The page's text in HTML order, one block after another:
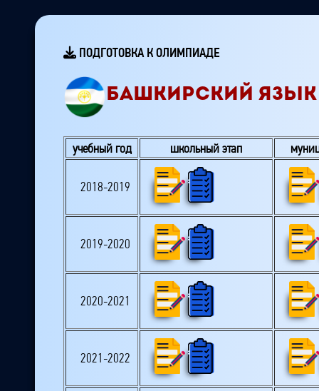
ПОДГОТОВКА К ОЛИМПИАДЕ
БАШКИРСКИЙ ЯЗЫК
учебный год школьный этап
2018-2019
2019-2020
2020-2021
2021-2022